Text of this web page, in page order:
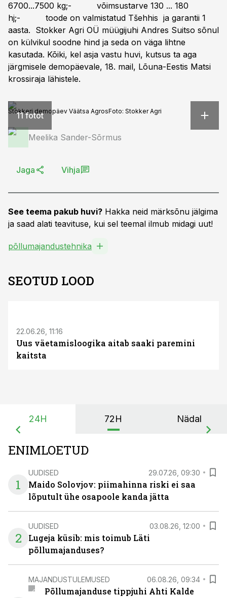
6700...7500 kg;- võimsustarve 130 ... 180
hj;- toode on valmistatud Tšehhis ja garantii 1
aasta. Stokker Agri OÜ müügijuhi Andres Suitso sõnul
on külvikul soodne hind ja seda on väga lihtne
kasutada. Kõiki, kel asja vastu huvi, kutsus ta aga
järgmisele demopäevale, 18. mail, Lõuna-Eestis Matsi
krossiraja lähistele.
11 fotot
Stokkeri demopäev Väätsa AgrosFoto: Stokker Agri
Meelika Sander-Sõrmus
Jaga Vihja
See teema pakub huvi? Hakka neid märksõnu jälgima
ja saad alati teavituse, kui sel teemal ilmub midagi uut!
põllumajandustehnika
SEOTUD LOOD
22.06.26, 11:16
Uus väetamisloogika aitab saaki paremini
kaitsta
24H 72H Nädal
ENIMLOETUD
1
UUDISED 29.07.26, 09:30
Maido Solovjov: piimahinna riski ei saa
lõputult ühe osapoole kanda jätta
2
UUDISED 03.08.26, 12:00
Lugeja küsib: mis toimub Läti
põllumajanduses?
MAJANDUSTULEMUSED 06.08.26, 09:34
Põllumajanduse tippjuhi Ahti Kalde